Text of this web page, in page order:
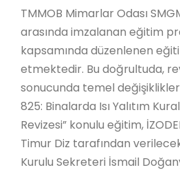
TMMOB Mimarlar Odası
arasında imzalanan eğitim
kapsamında düzenlenen
etmektedir. Bu doğrultuda,
sonucunda temel
825: Binalarda Isı Yalıtım
Revizesi” konulu eğitim,
Timur Diz tarafından
Kurulu Sekreteri İsmail